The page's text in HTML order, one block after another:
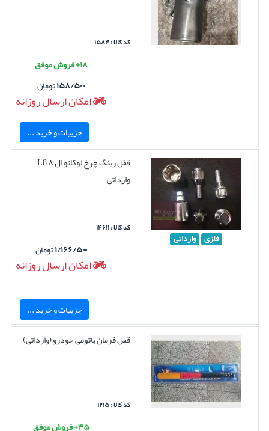
کد کالا : ۱۵۸۴
۱۸+ فروش موفق
۱۵۸/۵۰۰تومان
امکان ارسال روزانه
جزییات و خرید ...
فلزی وارداتی
قفل رینگ چرخ لوکانو ال ۸ L8
وارداتی
کد کالا : ۱۴۶۱۱
۱/۱۶۶/۵۰۰تومان
امکان ارسال روزانه
جزییات و خرید ...
قفل فرمان باتومی خودرو (وارداتی)
کد کالا : ۱۲۱۵
۳۵+ فروش موفق